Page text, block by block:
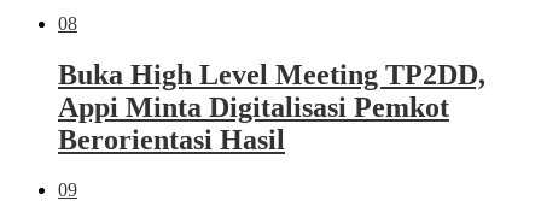
08
Buka High Level Meeting TP2DD,
Appi Minta Digitalisasi Pemkot
Berorientasi Hasil
09